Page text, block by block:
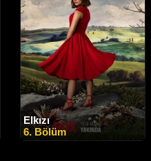
Elkızı
6. Bölüm